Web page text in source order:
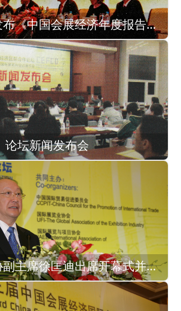
中国贸促会发布《中国会展经济年度报告2006》
论坛新闻发布会
时任全国政协副主席徐匡迪出席开幕式并致辞